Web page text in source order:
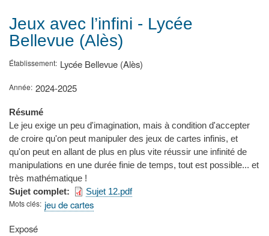
d'Ariane
Jeux avec l’infini - Lycée
Bellevue (Alès)
Établissement Lycée Bellevue (Alès)
Année 2024-2025
Résumé
Le jeu exige un peu d'imagination, mais à condition d'accepter
de croire qu'on peut manipuler des jeux de cartes infinis, et
qu'on peut en allant de plus en plus vite réussir une infinité de
manipulations en une durée finie de temps, tout est possible... et
très mathématique !
Sujet complet
Sujet 12.pdf
Mots clés jeu de cartes
Type
Exposé